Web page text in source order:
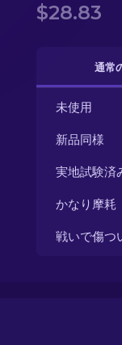
$28.83
通常
未使用
新品同様
実地試験済
かなり摩耗
戦いで傷つ